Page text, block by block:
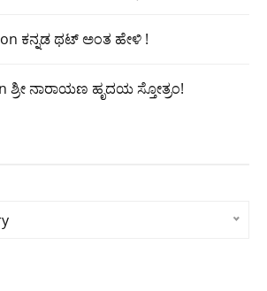
on ಕನ್ನಡ ಥಟ್ ಅಂತ ಹೇಳಿ !
ಶ್ರೀ ನಾರಾಯಣ ಹೃದಯ ಸ್ತೋತ್ರಂ!